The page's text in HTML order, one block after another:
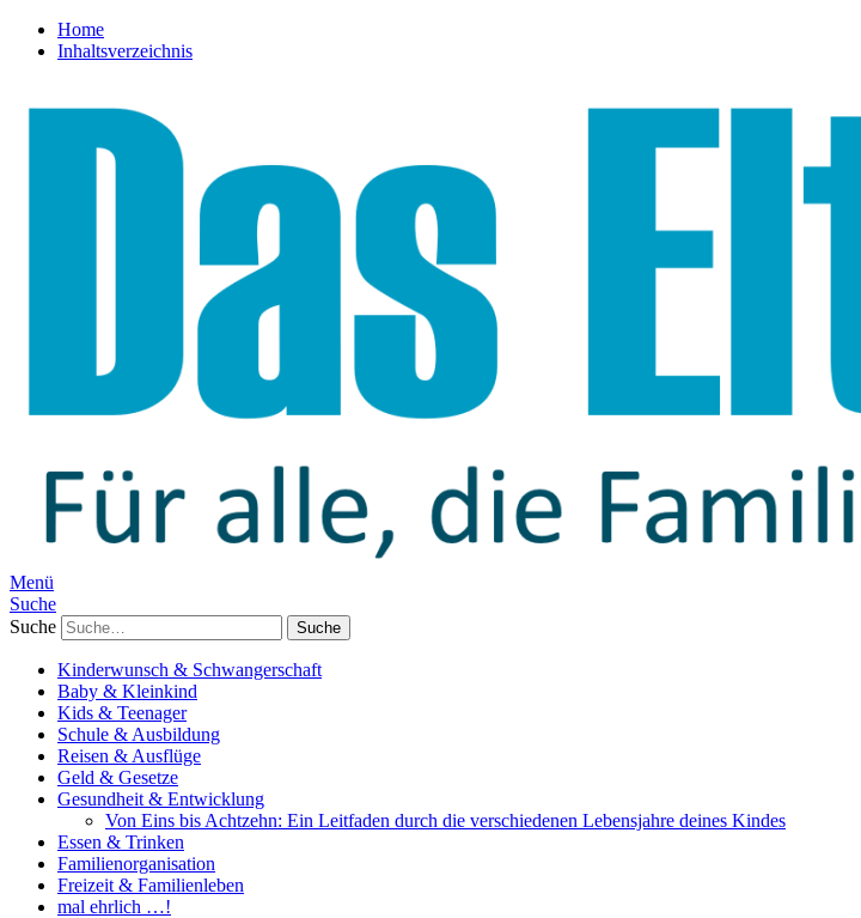
Home
Inhaltsverzeichnis
Menü
Suche
Suche
Kinderwunsch & Schwangerschaft
Baby & Kleinkind
Kids & Teenager
Schule & Ausbildung
Reisen & Ausflüge
Geld & Gesetze
Gesundheit & Entwicklung
Von Eins bis Achtzehn: Ein Leitfaden durch die verschiedenen Lebensjahre deines Kindes
Essen & Trinken
Familienorganisation
Freizeit & Familienleben
mal ehrlich …!